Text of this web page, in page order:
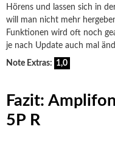
Hörens und lassen sich in
will man nicht mehr
Funktionen wird oft noch
je nach Update auch mal
Note Extras: 1,0
Fazit:
5P R